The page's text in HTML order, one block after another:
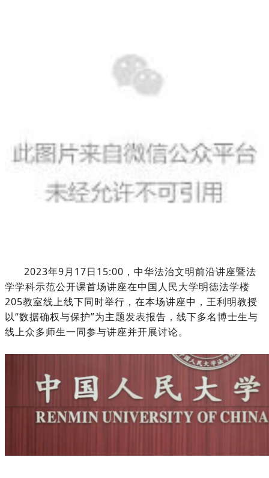
2023年9月17日15:00，中华法治文明前沿讲座暨法
学学科示范公开课首场讲座在中国人民大学明德法学楼
205教室线上线下同时举行，在本场讲座中，王利明教授
以“数据确权与保护”为主题发表报告，线下多名博士生与
线上众多师生一同参与讲座并开展讨论。